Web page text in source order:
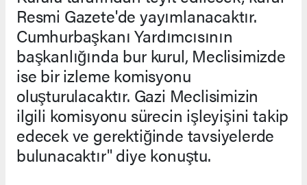
Resmi Gazete'de yayımlanacaktır.
Cumhurbaşkanı Yardımcısının
başkanlığında bur kurul, Meclisimizde
ise bir izleme komisyonu
oluşturulacaktır. Gazi Meclisimizin
ilgili komisyonu sürecin işleyişini takip
edecek ve gerektiğinde tavsiyelerde
bulunacaktır" diye konuştu.